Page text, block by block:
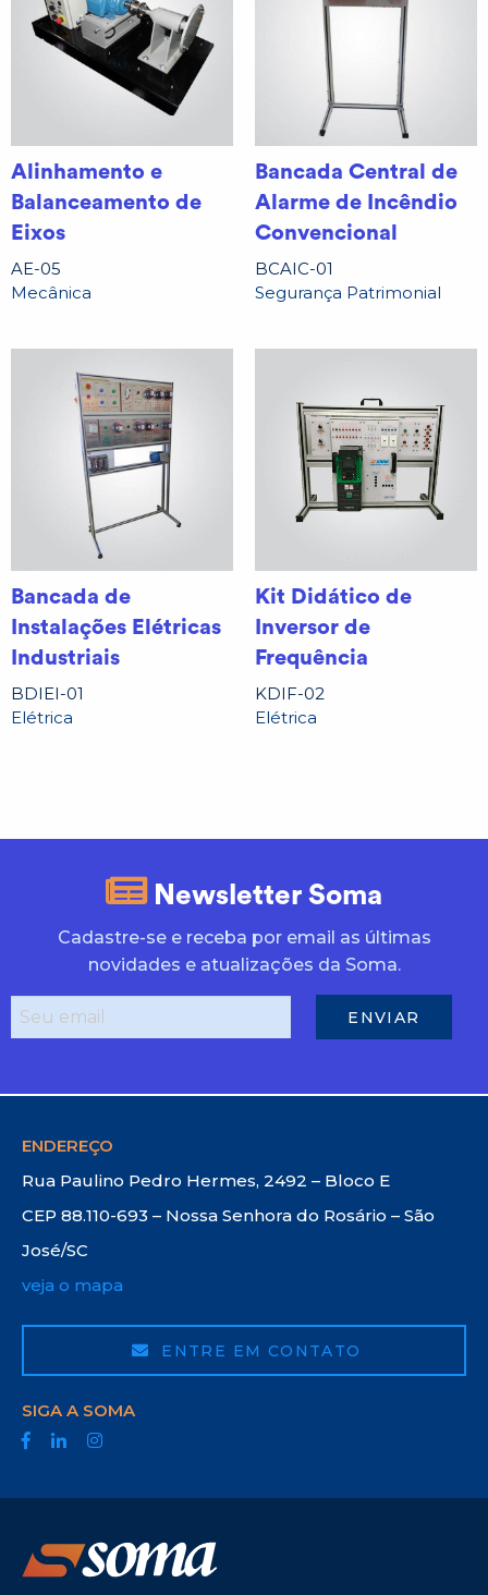
Alinhamento e
Balanceamento de
Eixos
AE-05
Mecânica
Bancada Central de
Alarme de Incêndio
Convencional
BCAIC-01
Segurança Patrimonial
Bancada de
Instalações Elétricas
Industriais
BDIEI-01
Elétrica
Kit Didático de
Inversor de
Frequência
KDIF-02
Elétrica
Newsletter Soma
Cadastre-se e receba por email as últimas
novidades e atualizações da Soma.
ENDEREÇO
Rua Paulino Pedro Hermes, 2492 – Bloco E
CEP 88.110-693 – Nossa Senhora do Rosário – São
José/SC
veja o mapa
ENTRE EM CONTATO
SIGA A SOMA